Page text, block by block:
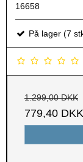
16658
På lager (7
1.299,00 DKK
779,40 DKK